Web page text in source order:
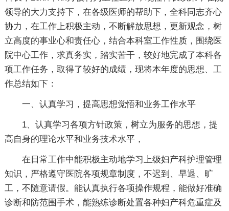
领导的大力支持下，在各级医师的帮助下，全科同志齐心
协力，在工作上积极主动，不断解放思想，更新观念，树
立高度的事业心和责任心，结合本科室工作性质，围绕医
院中心工作，求真务实，踏实苦干，较好地完成了本科各
项工作任务，取得了较好的成绩，现将本年度的思想、工
作总结如下：
一、认真学习，提高思想觉悟和业务工作水平
1、认真学习各项方针政策，树立为服务的思想，提
高自身的理论水平和业务技术水平，
在日常工作中能积极主动地学习上级妇产科护理管理
知识，严格遵守医院各项规章制度，不迟到、早退、旷
工，不随意请假。能认真执行各项操作规程，能做好准确
诊断和防范围手术，能熟练诊断处置各种妇产科危重症及